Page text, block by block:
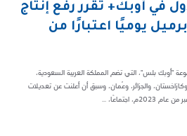
في أوبك+ تقرر رفع إنتاج
ألف برميل يوميًا اعتبارًا من
"أوبك بلس"، التي تضم المملكة العربية السعودية،
وكازاخستان، والجزائر، وعُمان، وسبق أن أعلنت عن تعديلات
اجتماعًا، ...